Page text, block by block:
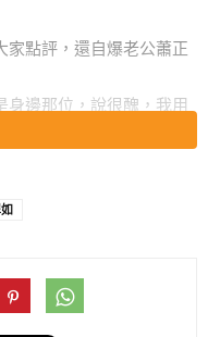
家點評，還自爆老公蕭正
身邊那位，說很醜，我用
喜歡。」